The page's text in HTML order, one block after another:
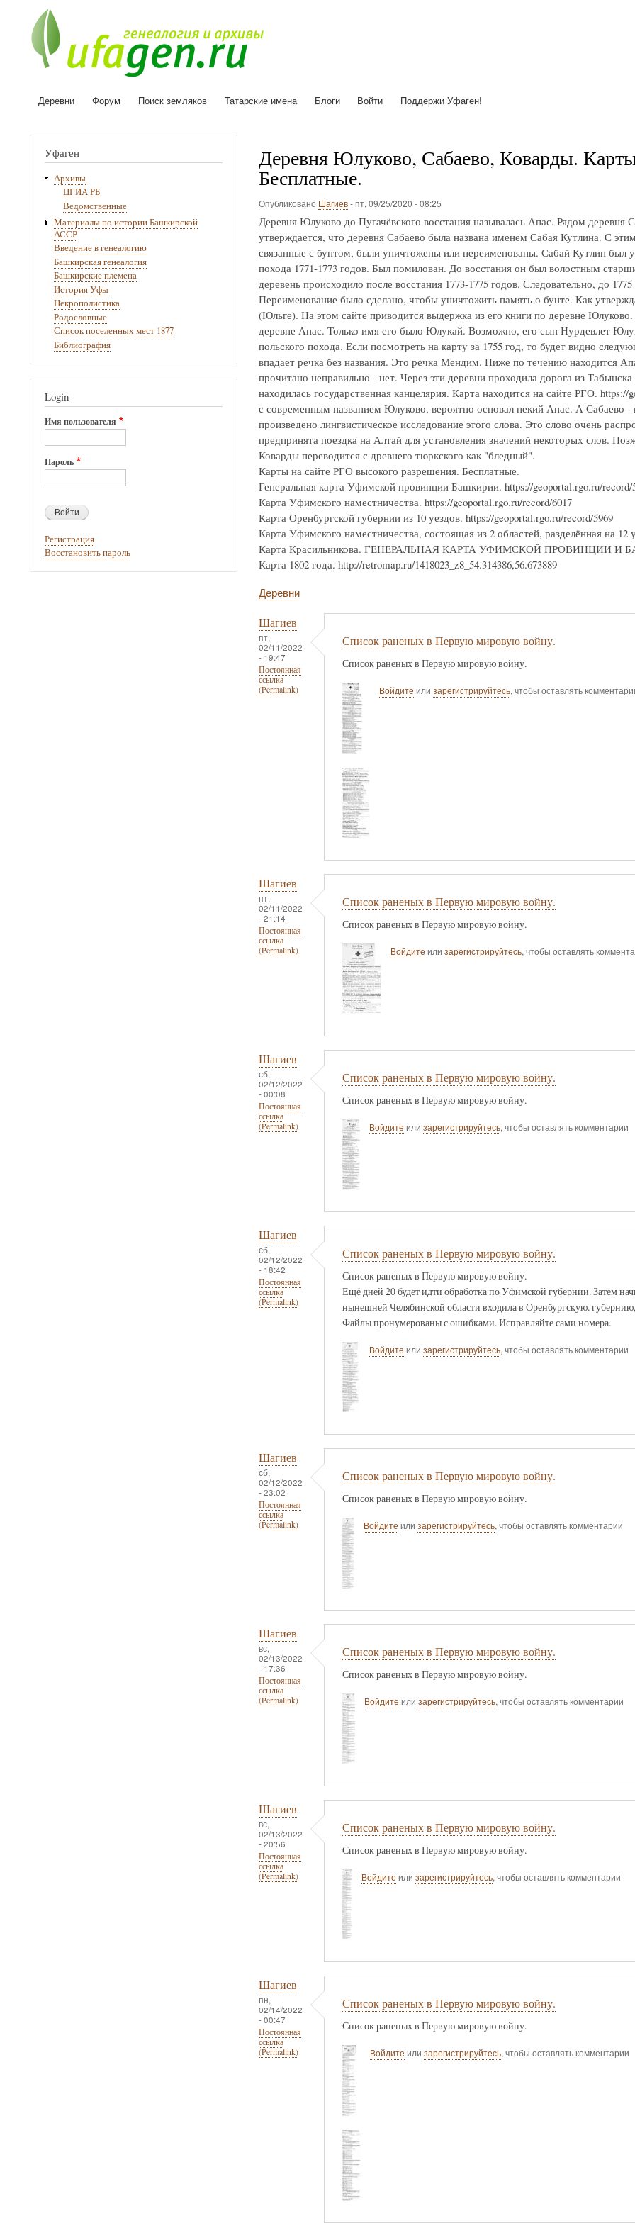
Основная
Деревни Форум Поиск земляков Татарские имена Блоги Войти Поддержи Уфаген!
Деревня Юлуково, Сабаево, Коварды. Карты
Бесплатные.
Опубликовано Шагиев-пт, 09/25/2020 - 08:25
Деревня Юлуково до Пугачёвского восстания называлась Апас. Рядом деревня
утверждается, что деревня Сабаево была названа именем Сабая Кутлина. С
связанные с бунтом, были уничтожены или переименованы. Сабай Кутлин был
похода 1771-1773 годов. Был помилован. До восстания он был волостным
деревень происходило после восстания 1773-1775 годов. Следовательно, до
Переименование было сделано, чтобы уничтожить память о бунте. Как
(Юльге). На этом сайте приводится выдержка из его книги по деревне
деревне Апас. Только имя его было Юлукай. Возможно, его сын Нурдевлет
польского похода. Если посмотреть на карту за 1755 год, то будет видно
впадает речка без названия. Это речка Мендим. Ниже по течению находится
прочитано неправильно - нет. Через эти деревни проходила дорога из
находилась государственная канцелярия. Карта находится на сайте РГО.
с современным названием Юлуково, вероятно основал некий Апас. А Сабаево
произведено лингвистическое исследование этого слова. Это слово очень
предпринята поездка на Алтай для установления значений некоторых слов.
Коварды переводится с древнего тюркского как "бледный".
Карты на сайте РГО высокого разрешения. Бесплатные.
Генеральная карта Уфимской провинции Башкирии. https://geoportal.rgo.ru/record/
Карта Уфимского наместничества. https://geoportal.rgo.ru/record/6017
Карта Оренбургской губернии из 10 уездов. https://geoportal.rgo.ru/record/5969
Карта Уфимского наместничества, состоящая из 2 областей, разделённая на 12
Карта Красильникова. ГЕНЕРАЛЬНАЯ КАРТА УФИМСКОЙ ПРОВИНЦИИ И
Карта 1802 года. http://retromap.ru/1418023_z8_54.314386,56.673889
Деревни
Шагиев
пт,
02/11/2022
- 19:47
Постоянная
ссылка
(Permalink)
Список раненых в Первую мировую войну.
Список раненых в Первую мировую войну.
Войдите илизарегистрируйтесь, чтобы оставлять
Шагиев
пт,
02/11/2022
- 21:14
Постоянная
ссылка
(Permalink)
Список раненых в Первую мировую войну.
Список раненых в Первую мировую войну.
Войдите илизарегистрируйтесь, чтобы оставлять
Шагиев
сб,
02/12/2022
- 00:08
Постоянная
ссылка
(Permalink)
Список раненых в Первую мировую войну.
Список раненых в Первую мировую войну.
Войдите илизарегистрируйтесь, чтобы оставлять комментарии
Шагиев
сб,
02/12/2022
- 18:42
Постоянная
ссылка
(Permalink)
Список раненых в Первую мировую войну.
Список раненых в Первую мировую войну.
Ещё дней 20 будет идти обработка по Уфимской губернии. Затем
нынешней Челябинской области входила в Оренбургскую.
Файлы пронумерованы с ошибками. Исправляйте сами номера.
Войдите илизарегистрируйтесь, чтобы оставлять комментарии
Шагиев
сб,
02/12/2022
- 23:02
Постоянная
ссылка
(Permalink)
Список раненых в Первую мировую войну.
Список раненых в Первую мировую войну.
Войдите илизарегистрируйтесь, чтобы оставлять комментарии
Шагиев
вс,
02/13/2022
- 17:36
Постоянная
ссылка
(Permalink)
Список раненых в Первую мировую войну.
Список раненых в Первую мировую войну.
Войдите илизарегистрируйтесь, чтобы оставлять комментарии
Шагиев
вс,
02/13/2022
- 20:56
Постоянная
ссылка
(Permalink)
Список раненых в Первую мировую войну.
Список раненых в Первую мировую войну.
Войдите илизарегистрируйтесь, чтобы оставлять комментарии
Шагиев
пн,
02/14/2022
- 00:47
Постоянная
ссылка
(Permalink)
Список раненых в Первую мировую войну.
Список раненых в Первую мировую войну.
Войдите илизарегистрируйтесь, чтобы оставлять комментарии
Уфаген
Архивы
ЦГИА РБ
Ведомственные
Материалы по истории Башкирской
АССР
Введение в генеалогию
Башкирская генеалогия
Башкирские племена
История Уфы
Некрополистика
Родословные
Список поселенных мест 1877
Библиография
Login
Имя пользователя
Пароль
Регистрация
Восстановить пароль